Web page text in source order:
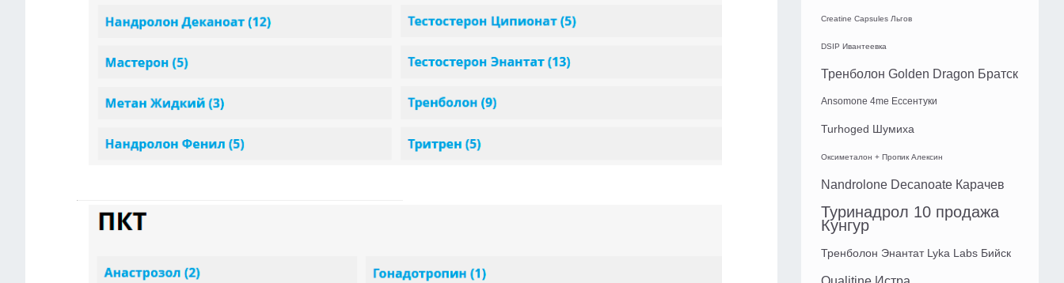
Creatine Capsules Льгов
DSIP Ивантеевка
Тренболон Golden Dragon Братск
Ansomone 4me Ессентуки
Turhoged Шумиха
Оксиметалон + Пропик Алексин
Nandrolone Decanoate Карачев
Туринадрол 10 продажа
Кунгур
Тренболон Энантат Lyka Labs Бийск